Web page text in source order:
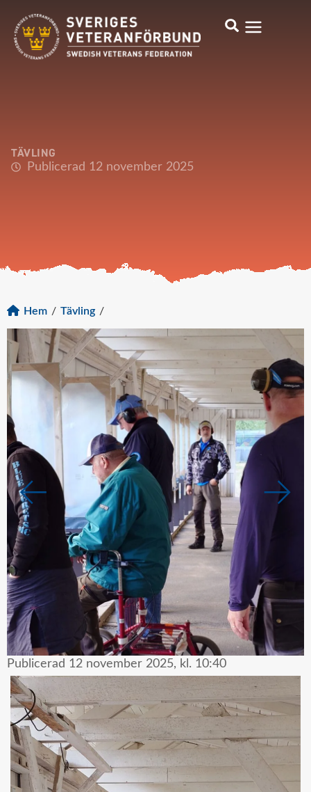
TÄVLING
Publicerad 12 november 2025
Hem / Tävling /
Publicerad 12 november 2025, kl. 10:40